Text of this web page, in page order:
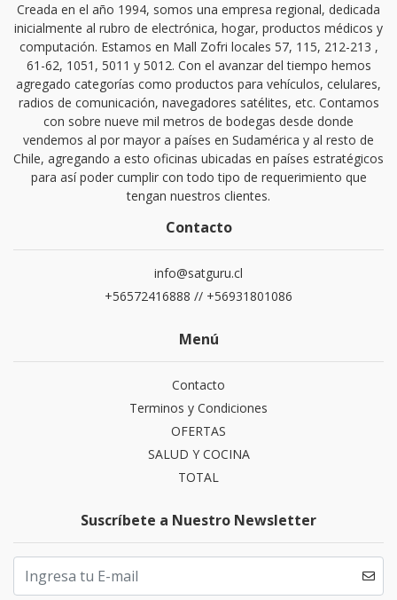
Creada en el año 1994, somos una empresa regional, dedicada
inicialmente al rubro de electrónica, hogar, productos médicos y
computación. Estamos en Mall Zofri locales 57, 115, 212-213 ,
61-62, 1051, 5011 y 5012. Con el avanzar del tiempo hemos
agregado categorías como productos para vehículos, celulares,
radios de comunicación, navegadores satélites, etc. Contamos
con sobre nueve mil metros de bodegas desde donde
vendemos al por mayor a países en Sudamérica y al resto de
Chile, agregando a esto oficinas ubicadas en países estratégicos
para así poder cumplir con todo tipo de requerimiento que
tengan nuestros clientes.
Contacto
info@satguru.cl
+56572416888 // +56931801086
Menú
Contacto
Terminos y Condiciones
OFERTAS
SALUD Y COCINA
TOTAL
Suscríbete a Nuestro Newsletter